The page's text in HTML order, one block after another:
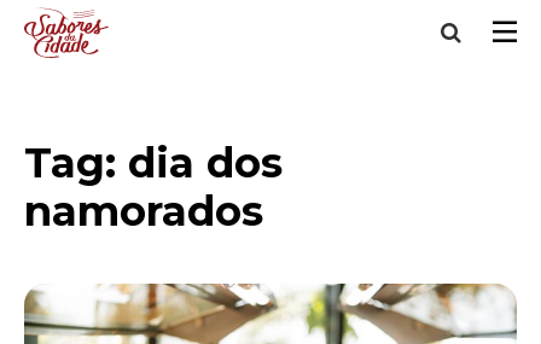
Tag: dia dos
namorados